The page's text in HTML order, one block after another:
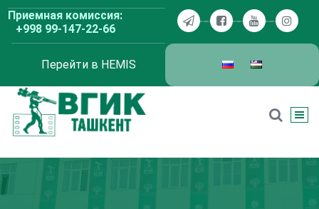
Перейти
содержимому
Приемная комиссия:
+998 99-147-22-66
Перейти в HEMIS